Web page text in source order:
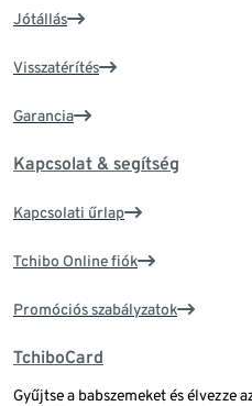
Jótállás
Visszatérítés
Garancia
Kapcsolat & segítség
Kapcsolati űrlap
Tchibo Online fiók
Promóciós szabályzatok
TchiboCard
Gyűjtse a babszemeket és élvezze